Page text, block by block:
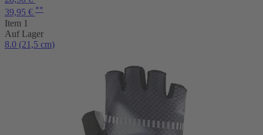
39,95 € **
Item 1
Auf Lager
8.0 (21,5 cm)